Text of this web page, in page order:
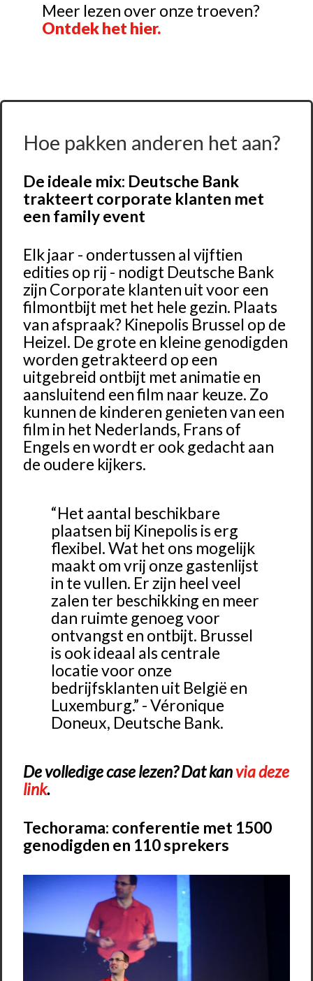
Meer lezen over onze troeven?
Ontdek het hier.
Hoe pakken anderen het aan?
De ideale mix: Deutsche Bank
trakteert corporate klanten met
een family event
Elk jaar - ondertussen al vijftien
edities op rij - nodigt Deutsche Bank
zijn Corporate klanten uit voor een
filmontbijt met het hele gezin. Plaats
van afspraak? Kinepolis Brussel op de
Heizel. De grote en kleine genodigden
worden getrakteerd op een
uitgebreid ontbijt met animatie en
aansluitend een film naar keuze. Zo
kunnen de kinderen genieten van een
film in het Nederlands, Frans of
Engels en wordt er ook gedacht aan
de oudere kijkers.
“Het aantal beschikbare
plaatsen bij Kinepolis is erg
flexibel. Wat het ons mogelijk
maakt om vrij onze gastenlijst
in te vullen. Er zijn heel veel
zalen ter beschikking en meer
dan ruimte genoeg voor
ontvangst en ontbijt. Brussel
is ook ideaal als centrale
locatie voor onze
bedrijfsklanten uit België en
Luxemburg.” - Véronique
Doneux, Deutsche Bank.
De volledige case lezen? Dat kanvia deze
link.
Techorama: conferentie met 1500
genodigden en 110 sprekers